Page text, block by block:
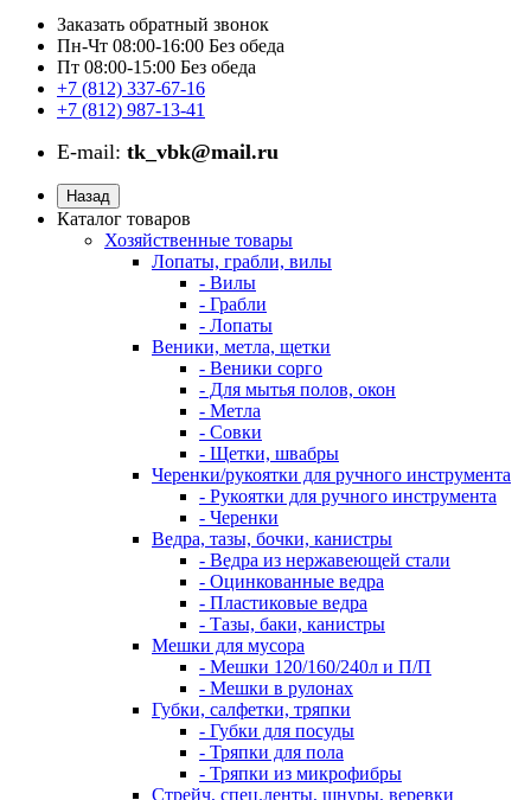
Заказать обратный звонок
Пн-Чт 08:00-16:00 Без обеда
Пт 08:00-15:00 Без обеда
+7 (812) 337-67-16
+7 (812) 987-13-41
E-mail: tk_vbk@mail.ru
Назад
Каталог товаров
Хозяйственные товары
Лопаты, грабли, вилы
- Вилы
- Грабли
- Лопаты
Веники, метла, щетки
- Веники сорго
- Для мытья полов, окон
- Метла
- Совки
- Щетки, швабры
Черенки/рукоятки для ручного инструмента
- Рукоятки для ручного инструмента
- Черенки
Ведра, тазы, бочки, канистры
- Ведра из нержавеющей стали
- Оцинкованные ведра
- Пластиковые ведра
- Тазы, баки, канистры
Мешки для мусора
- Мешки 120/160/240л и П/П
- Мешки в рулонах
Губки, салфетки, тряпки
- Губки для посуды
- Тряпки для пола
- Тряпки из микрофибры
Стрейч, спец.ленты, шнуры, веревки